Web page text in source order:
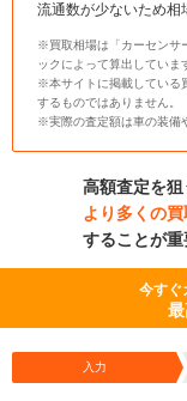
流通数が少ないため相
※買取相場は「カーセンサ
ックによって算出していま
※本サイトに掲載している
するものではありません。
※実際の査定額は車の装備
高額査定を狙
より多くの
することが重
今すぐ
入力